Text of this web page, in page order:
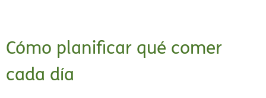
Cómo planificar qué comer
cada día